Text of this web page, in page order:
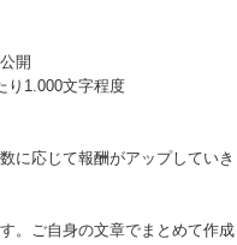
開
り1.000文字程度
に応じて報酬がアップしていき
。ご自身の文章でまとめて作成